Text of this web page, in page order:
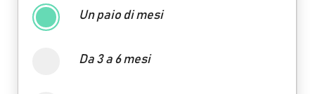
Un paio di mesi
Da 3 a 6 mesi